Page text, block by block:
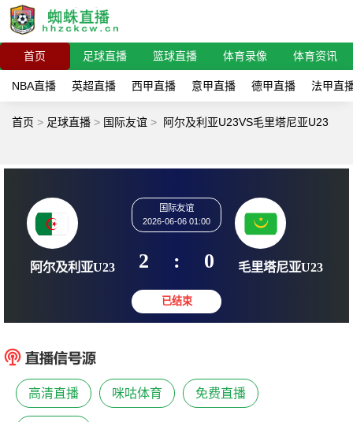
首页 足球直播 篮球直播 体育录像 体育资讯
NBA直播 英超直播 西甲直播 意甲直播 德甲直播 法甲直
首页 > 足球直播 > 国际友谊 > 阿尔及利亚U23VS毛里塔尼亚U23
阿尔及利亚U23
国际友谊
2026-06-06 01:00
2 : 0 毛里塔
高清直播 咪咕体育 免费直播